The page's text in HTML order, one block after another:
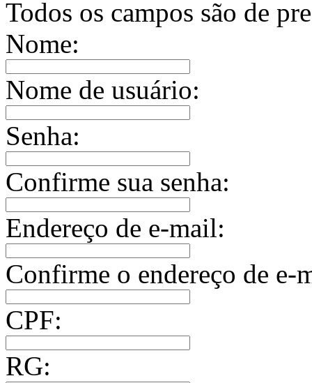
Todos os campos são de
Nome:
Nome de usuário:
Senha:
Confirme sua senha:
Endereço de e-mail:
Confirme o endereço de e-
CPF:
RG: